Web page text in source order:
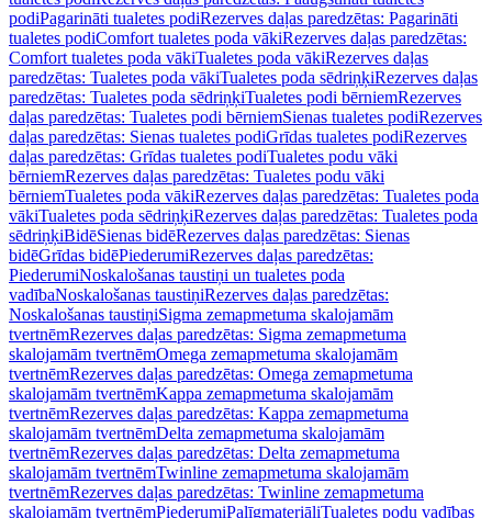
podiPagarināti tualetes podiRezerves daļas paredzētas: Pagarināti
tualetes podiComfort tualetes poda vākiRezerves daļas paredzētas:
Comfort tualetes poda vākiTualetes poda vākiRezerves daļas
paredzētas: Tualetes poda vākiTualetes poda sēdriņķiRezerves daļas
paredzētas: Tualetes poda sēdriņķiTualetes podi bērniemRezerves
daļas paredzētas: Tualetes podi bērniemSienas tualetes podiRezerves
daļas paredzētas: Sienas tualetes podiGrīdas tualetes podiRezerves
daļas paredzētas: Grīdas tualetes podiTualetes podu vāki
bērniemRezerves daļas paredzētas: Tualetes podu vāki
bērniemTualetes poda vākiRezerves daļas paredzētas: Tualetes poda
vākiTualetes poda sēdriņķiRezerves daļas paredzētas: Tualetes poda
sēdriņķiBidēSienas bidēRezerves daļas paredzētas: Sienas
bidēGrīdas bidēPiederumiRezerves daļas paredzētas:
PiederumiNoskalošanas taustiņi un tualetes poda
vadībaNoskalošanas taustiņiRezerves daļas paredzētas:
Noskalošanas taustiņiSigma zemapmetuma skalojamām
tvertnēmRezerves daļas paredzētas: Sigma zemapmetuma
skalojamām tvertnēmOmega zemapmetuma skalojamām
tvertnēmRezerves daļas paredzētas: Omega zemapmetuma
skalojamām tvertnēmKappa zemapmetuma skalojamām
tvertnēmRezerves daļas paredzētas: Kappa zemapmetuma
skalojamām tvertnēmDelta zemapmetuma skalojamām
tvertnēmRezerves daļas paredzētas: Delta zemapmetuma
skalojamām tvertnēmTwinline zemapmetuma skalojamām
tvertnēmRezerves daļas paredzētas: Twinline zemapmetuma
skalojamām tvertnēmPiederumiPalīgmateriāliTualetes podu vadības